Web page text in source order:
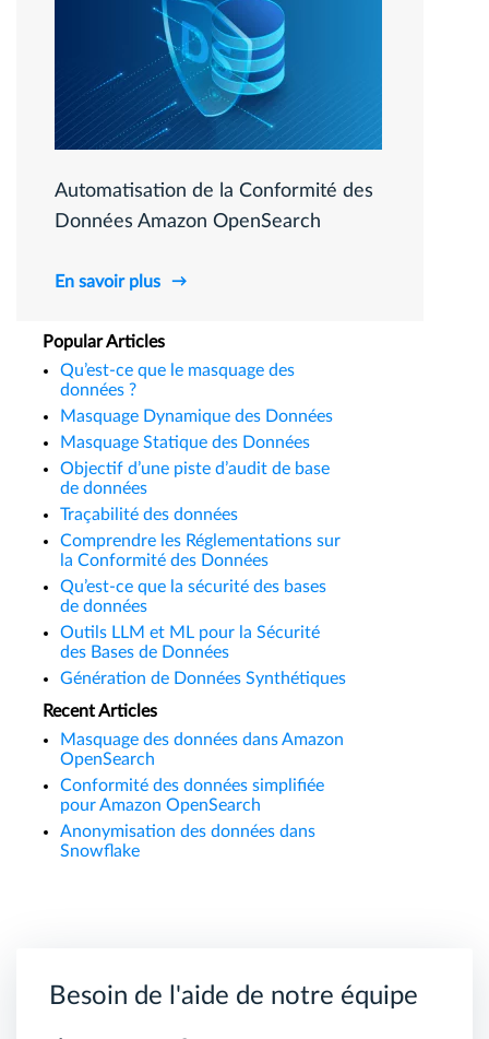
Automatisation de la Conformité des
Données Amazon OpenSearch
En savoir plus
Popular Articles
Qu’est-ce que le masquage des
données ?
Masquage Dynamique des Données
Masquage Statique des Données
Objectif d’une piste d’audit de base
de données
Traçabilité des données
Comprendre les Réglementations sur
la Conformité des Données
Qu’est-ce que la sécurité des bases
de données
Outils LLM et ML pour la Sécurité
des Bases de Données
Génération de Données Synthétiques
Recent Articles
Masquage des données dans Amazon
OpenSearch
Conformité des données simplifiée
pour Amazon OpenSearch
Anonymisation des données dans
Snowflake
Besoin de l'aide de notre équipe